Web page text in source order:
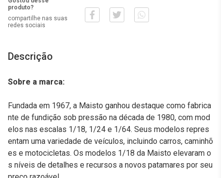
produto?
compartilhe nas suas
redes sociais
Descrição
Sobre a marca:
Fundada em 1967, a Maisto ganhou destaque como fabrica
nte de fundição sob pressão na década de 1980, com mod
elos nas escalas 1/18, 1/24 e 1/64. Seus modelos repres
entam uma variedade de veículos, incluindo carros, caminhõ
es e motocicletas. Os modelos 1/18 da Maisto elevaram o
s níveis de detalhes e recursos a novos patamares por seu